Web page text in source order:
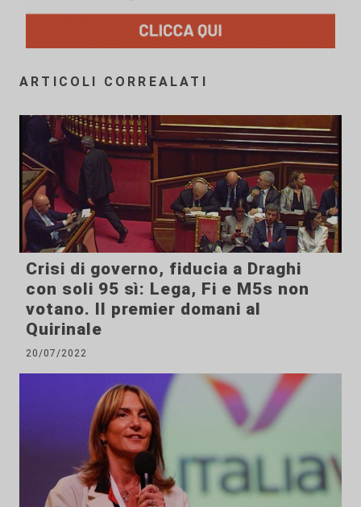
ARTICOLI CORREALATI
Crisi di governo, fiducia a Draghi
con soli 95 sì: Lega, Fi e M5s non
votano. Il premier domani al
Quirinale
20/07/2022